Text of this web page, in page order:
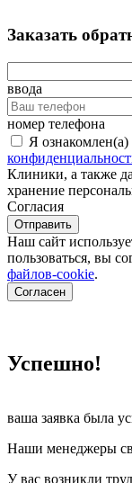
Заказать
ввода
номер телефона
Я
Клиники, а также
хранение
Согласия
Отправить
Наш сайт
пользоваться, вы
файлов-cookie.
Согласен
Успешно!
ваша заявка была
Наши менеджеры
У вас возникли